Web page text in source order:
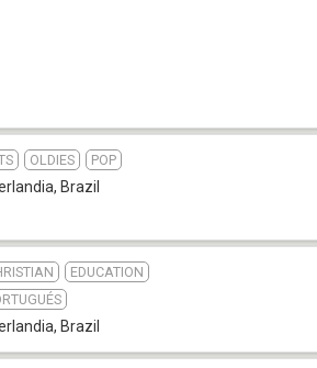
OLDIES POP
, Brazil
EDUCATION
, Brazil